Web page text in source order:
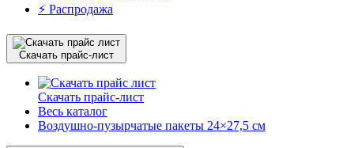
⚡️ Распродажа
Скачать прайс-лист
Скачать прайс-лист
Весь каталог
Воздушно-пузырчатые пакеты 24×27,5 см